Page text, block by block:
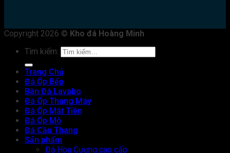
Copyright 2026 © Kho đá Hoàng Minh
Tìm kiếm:
Trang Chủ
Đá Ốp Bếp
Bàn Đá Lavabo
Đá Ốp Thang Máy
Đá Ốp Mặt Tiền
Đá Ốp Mộ
Đá Cầu Thang
Sản phẩm
Đá Hoa Cương cao cấp